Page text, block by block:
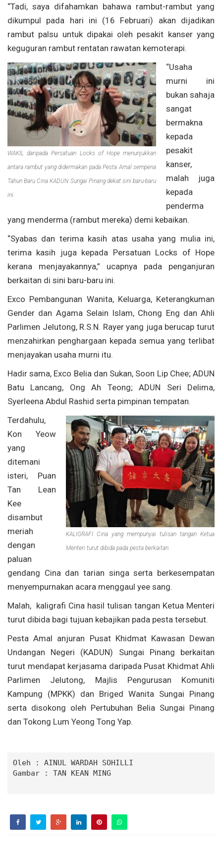
“Tadi, saya difahamkan bahawa rambut-rambut yang
dikumpul pada hari ini (16 Februari) akan dijadikan
rambut palsu untuk dipakai oleh pesakit kanser yang
keguguran rambut rentatan rawatan kemoterapi.
WAKIL daripada Persatuan Locks of Hope menunjukkan
antara rambut yang didermakan pada Pesta Amal sempena
Tahun Baru Cina KADUN Sungai Pinang dekat sini baru-baru
ini.
“Usaha
murni ini
bukan sahaja
sangat
bermakna
kepada
pesakit
kanser,
malah juga
kepada
penderma
yang menderma (rambut mereka) demi kebaikan.
“Syabas dan terima kasih atas usaha yang mulia ini,
terima kasih juga kepada Persatuan Locks of Hope
kerana menjayakannya,” ucapnya pada penganjuran
berkaitan di sini baru-baru ini.
Exco Pembangunan Wanita, Keluarga, Keterangkuman
Gender dan Agama Selain Islam, Chong Eng dan Ahli
Parlimen Jelutong, R.S.N. Rayer yang juga berucap turut
menzahirkan penghargaan kepada semua yang terlibat
menjayakan usaha murni itu.
Hadir sama, Exco Belia dan Sukan, Soon Lip Chee; ADUN
Batu Lancang, Ong Ah Teong; ADUN Seri Delima,
Syerleena Abdul Rashid serta pimpinan tempatan.
KALIGRAFI Cina yang mempunyai tulisan tangan Ketua
Menteri turut dibida pada pesta berkaitan.
Terdahulu,
Kon Yeow
yang
ditemani
isteri, Puan
Tan Lean
Kee
disambut
meriah
dengan
paluan
gendang Cina dan tarian singa serta berkesempatan
menyempurnakan acara menggaul yee sang.
Malah, kaligrafi Cina hasil tulisan tangan Ketua Menteri
turut dibida bagi tujuan kebajikan pada pesta tersebut.
Pesta Amal anjuran Pusat Khidmat Kawasan Dewan
Undangan Negeri (KADUN) Sungai Pinang berkaitan
turut mendapat kerjasama daripada Pusat Khidmat Ahli
Parlimen Jelutong, Majlis Pengurusan Komuniti
Kampung (MPKK) dan Briged Wanita Sungai Pinang
serta disokong oleh Pertubuhan Belia Sungai Pinang
dan Tokong Lum Yeong Tong Yap.
Oleh : AINUL WARDAH SOHILLI
Gambar : TAN KEAN MING